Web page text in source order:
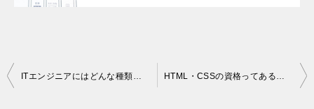
投
ITエンジニアにはどんな種類があるの？全体像を理解しよう！ HTML・CSSの資格ってある？できることとは！